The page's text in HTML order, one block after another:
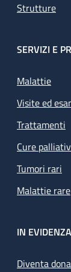
Strutture
SERVIZI E
Malattie
Visite ed
Trattamenti
Cure
Tumori rari
Malattie rare
IN EVIDENZA
Diventa